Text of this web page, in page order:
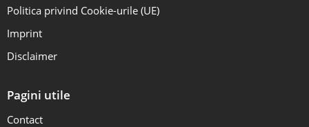
Politica privind Cookie-urile (UE)
Imprint
Disclaimer
Pagini utile
Contact